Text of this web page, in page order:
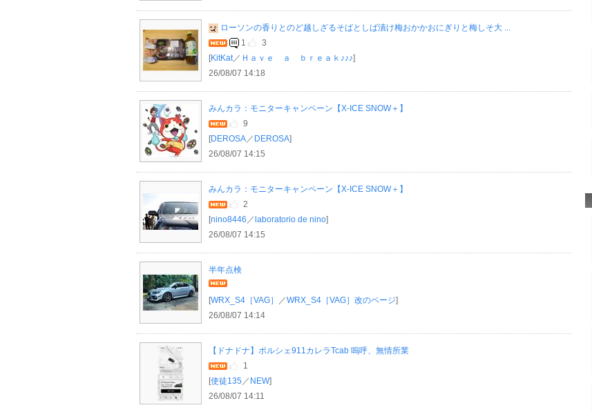
ローソンの香りとのど越しざるそばとしば漬け梅おかかおにぎりと梅しそ大 ...
1
3
[KitKat／ Ｈａｖｅ ａ ｂｒｅａｋ♪♪♪]
26/08/07 14:18
みんカラ：モニターキャンペーン【X-ICE SNOW＋】
9
[DEROSA／ DEROSA]
26/08/07 14:15
みんカラ：モニターキャンペーン【X-ICE SNOW＋】
2
[nino8446 ／ laboratorio de nino]
26/08/07 14:15
半年点検
[WRX_S4［VAG］ ／WRX_S4［VAG］改のページ]
26/08/07 14:14
【ドナドナ】ポルシェ911カレラTcab 嗚呼、無情所業
1
[使徒135 ／ NEW]
26/08/07 14:11